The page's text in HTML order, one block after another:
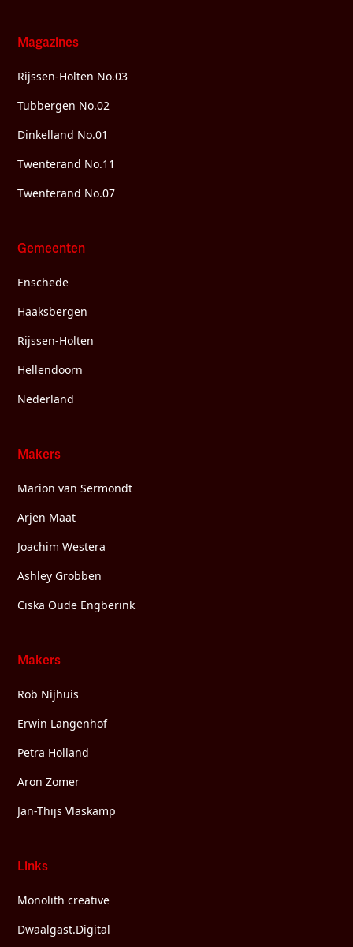
Magazines
Rijssen-Holten No.03
Tubbergen No.02
Dinkelland No.01
Twenterand No.11
Twenterand No.07
Gemeenten
Enschede
Haaksbergen
Rijssen-Holten
Hellendoorn
Nederland
Makers
Marion van Sermondt
Arjen Maat
Joachim Westera
Ashley Grobben
Ciska Oude Engberink
Makers
Rob Nijhuis
Erwin Langenhof
Petra Holland
Aron Zomer
Jan-Thijs Vlaskamp
Links
Monolith creative
Dwaalgast.Digital